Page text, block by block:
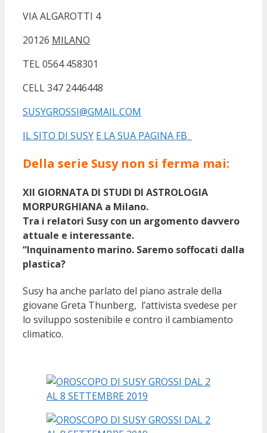
VIA ALGAROTTI 4
20126 MILANO
TEL 0564 458301
CELL 347 2446448
SUSYGROSSI@GMAIL.COM
IL SITO DI SUSY E LA SUA PAGINA FB
Della serie Susy non si ferma mai:
XII GIORNATA DI STUDI DI ASTROLOGIA
MORPURGHIANA a Milano.
Tra i relatori Susy con un argomento davvero
attuale e interessante.
“Inquinamento marino. Saremo soffocati dalla
plastica?
Susy ha anche parlato del piano astrale della
giovane Greta Thunberg, l’attivista svedese per
lo sviluppo sostenibile e contro il cambiamento
climatico.